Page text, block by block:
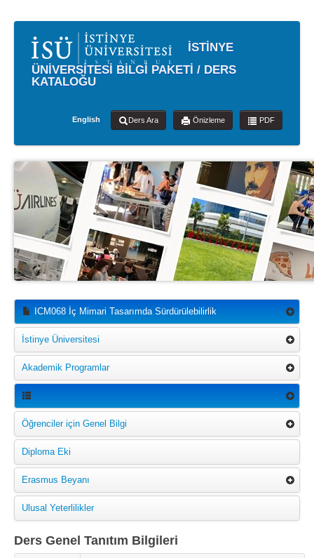
İSTİNYE
ÜNİVERSİTESİ BİLGİ PAKETİ / DERS
KATALOĞU
English Ders Ara Önizleme PDF
ICM068 İç Mimari Tasarımda Sürdürülebilirlik
İstinye Üniversitesi
Akademik Programlar
Öğrenciler için Genel Bilgi
Diploma Eki
Erasmus Beyanı
Ulusal Yeterlilikler
Ders Genel Tanıtım Bilgileri